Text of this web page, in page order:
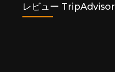
レビュー TripAdvisor